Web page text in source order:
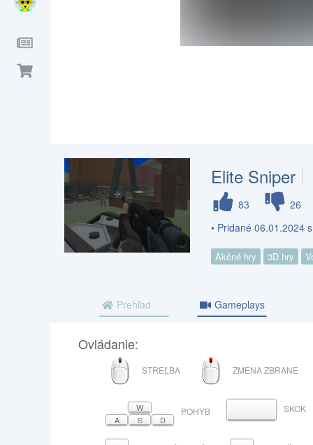
Elite Sniper
83
26
• Pridané 06.01.2024
Akčné hry 3D hry
Prehľad Gameplays
Ovládanie:
MYŠ
STREĽBA
ROLOVACIE
KOLIESKOZMENA ZBRANE
W
A
S D
POHYB MEDZERNÍK
SKOK